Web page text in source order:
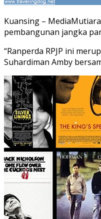
Kuansing –
pembangunan jangka
“Ranperda RPJP ini
Suhardiman Amby